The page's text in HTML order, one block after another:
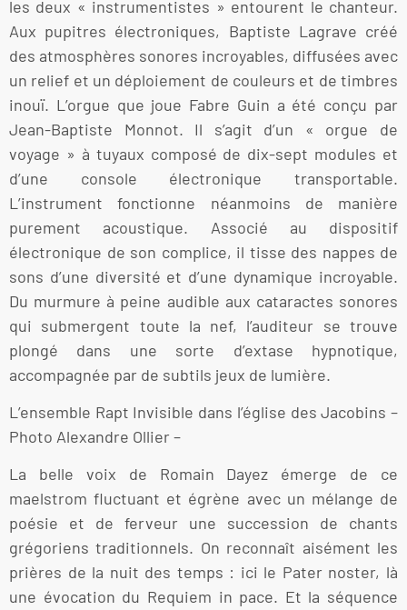
les deux « instrumentistes » entourent le chanteur.
Aux pupitres électroniques, Baptiste Lagrave créé
des atmosphères sonores incroyables, diffusées avec
un relief et un déploiement de couleurs et de timbres
inouï. L’orgue que joue Fabre Guin a été conçu par
Jean-Baptiste Monnot. Il s’agit d’un « orgue de
voyage » à tuyaux composé de dix-sept modules et
d’une console électronique transportable.
L’instrument fonctionne néanmoins de manière
purement acoustique. Associé au dispositif
électronique de son complice, il tisse des nappes de
sons d’une diversité et d’une dynamique incroyable.
Du murmure à peine audible aux cataractes sonores
qui submergent toute la nef, l’auditeur se trouve
plongé dans une sorte d’extase hypnotique,
accompagnée par de subtils jeux de lumière.
L’ensemble Rapt Invisible dans l’église des Jacobins –
Photo Alexandre Ollier –
La belle voix de Romain Dayez émerge de ce
maelstrom fluctuant et égrène avec un mélange de
poésie et de ferveur une succession de chants
grégoriens traditionnels. On reconnaît aisément les
prières de la nuit des temps : ici le Pater noster, là
une évocation du Requiem in pace. Et la séquence